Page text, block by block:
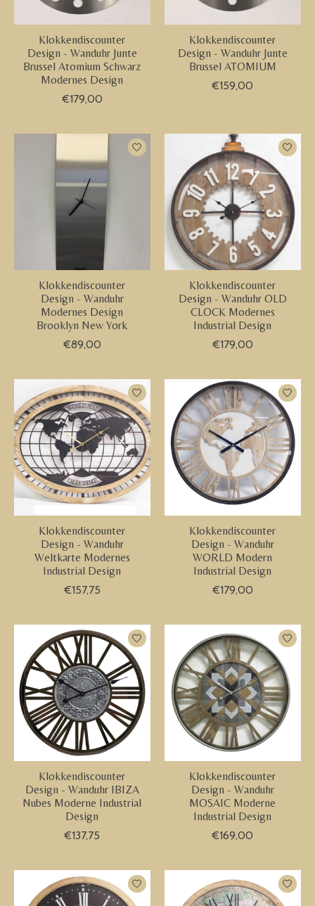
Klokkendiscounter
Design - Wanduhr Junte
Brussel Atomium Schwarz
Modernes Design
€179,00
Klokkendiscounter
Design - Wanduhr Junte
Brussel ATOMIUM
€159,00
Klokkendiscounter
Design - Wanduhr
Modernes Design
Brooklyn New York
€89,00
Klokkendiscounter
Design - Wanduhr OLD
CLOCK Modernes
Industrial Design
€179,00
Klokkendiscounter
Design - Wanduhr
Weltkarte Modernes
Industrial Design
€157,75
Klokkendiscounter
Design - Wanduhr
WORLD Modern
Industrial Design
€179,00
Klokkendiscounter
Design - Wanduhr IBIZA
Nubes Moderne Industrial
Design
€137,75
Klokkendiscounter
Design - Wanduhr
MOSAIC Moderne
Industrial Design
€169,00